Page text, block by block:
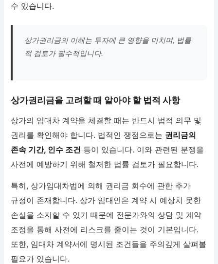
수 있습니다.
상가권리금의 이해는 투자에 큰 영향을 미치며, 법률
적 검토가 필수적입니다.
상가권리금을 고려할 때 알아야 할 법적 사항
상가의 임대차 계약을 체결할 때는 반드시 법적 의무 및
권리를 확인해야 합니다. 법적인 쟁점으로는 권리금의
존속 기간, 인수 조건 등이 있습니다. 이와 관련된 분쟁을
사전에 예방하기 위해 철저한 법률 검토가 필요합니다.
특히, 상가임대차법에 의해 권리금 회수에 관한 추가
규정이 존재합니다. 상가 임대인은 계약 시 예상치 못한
손실을 소지할 수 있기 때문에 전문가와의 상담 및 계약
조정을 통해 사전에 리스크를 줄이는 것이 기본입니다.
또한, 임대차 계약서에 명시된 조건들을 주의깊게 살펴볼
필요가 있습니다.